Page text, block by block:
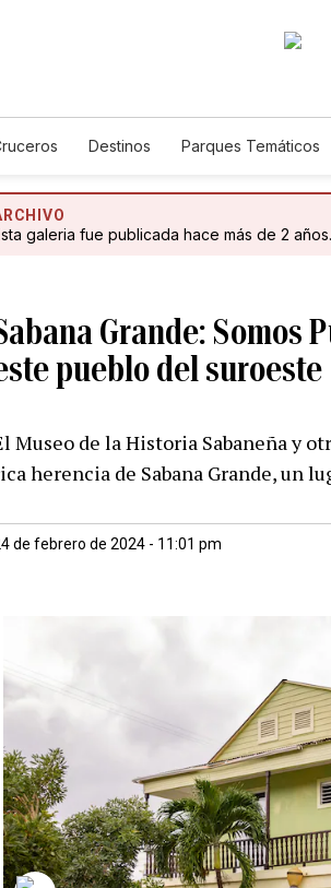
Destinos Parques Temáticos
galeria fue publicada hace más de 2 años.
Grande: Somos
pueblo del suroeste
Museo de la Historia Sabaneña y
herencia de Sabana Grande, un
de febrero de 2024 - 11:01 pm